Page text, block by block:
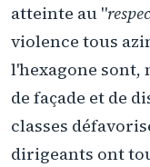
atteinte au "
violence tous
l'hexagone
de façade et de
classes
dirigeants ont